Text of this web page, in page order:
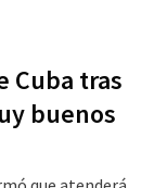
Cuba tras
buenos